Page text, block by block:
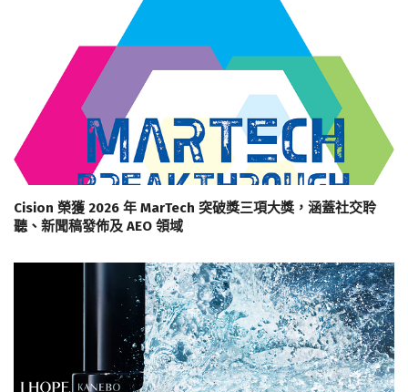
Cision 榮獲 2026 年 MarTech 突破獎三項大獎，涵蓋社交聆
聽、新聞稿發佈及 AEO 領域